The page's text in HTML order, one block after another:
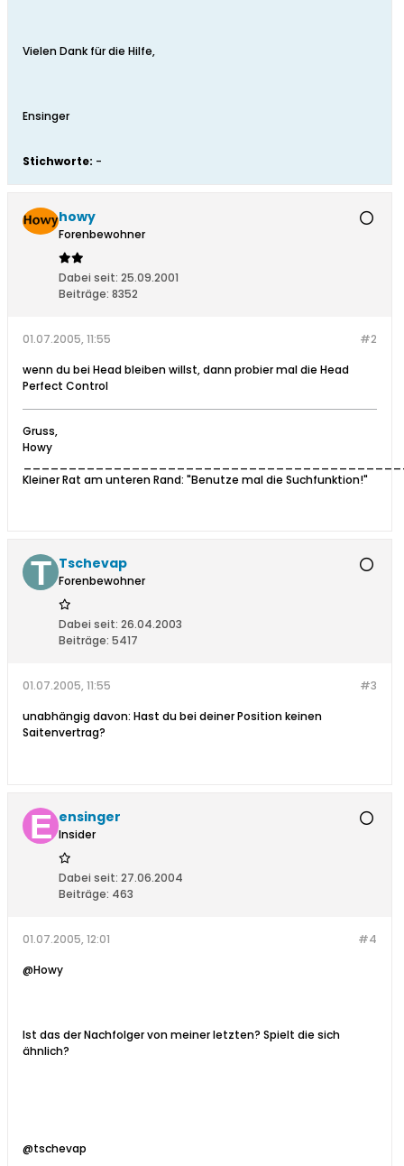
Vielen Dank für die Hilfe,
Ensinger
Stichworte: -
howy
Forenbewohner
Dabei seit: 25.09.2001
Beiträge: 8352
#2
01.07.2005, 11:55
wenn du bei Head bleiben willst, dann probier mal die Head
Perfect Control
Gruss,
Howy
Kleiner Rat am unteren Rand: "Benutze mal die Suchfunktion!"
Tschevap
Forenbewohner
Dabei seit: 26.04.2003
Beiträge: 5417
#3
01.07.2005, 11:55
unabhängig davon: Hast du bei deiner Position keinen
Saitenvertrag?
ensinger
Insider
Dabei seit: 27.06.2004
Beiträge: 463
#4
01.07.2005, 12:01
@Howy
Ist das der Nachfolger von meiner letzten? Spielt die sich
ähnlich?
@tschevap